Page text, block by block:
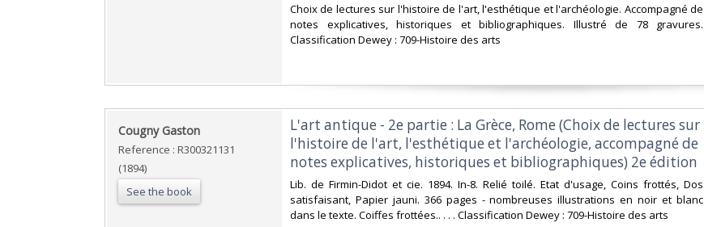
‎Choix de lectures sur l'histoire de l'art, l'esthétique et l'archéologie. Accompagné de
notes explicatives, historiques et bibliographiques. Illustré de 78 gravures.
Classification Dewey : 709-Histoire des arts‎
‎Cougny Gaston‎
Reference : R300321131
(1894)
See the book
‎L'art antique - 2e partie : La Grèce, Rome (Choix de lectures sur
l'histoire de l'art, l'esthétique et l'archéologie, accompagné de
notes explicatives, historiques et bibliographiques) 2e édition‎
‎Lib. de Firmin-Didot et cie. 1894. In-8. Relié toilé. Etat d'usage, Coins frottés, Dos
satisfaisant, Papier jauni. 366 pages - nombreuses illustrations en noir et blanc
dans le texte. Coiffes frottées.. . . . Classification Dewey : 709-Histoire des arts‎